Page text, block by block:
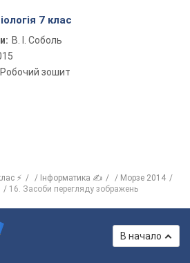
7 клас
В. І. Соболь
Робочий зошит
⚡ Інформатика ✍
Морзе 2014
16. Засоби перегляду зображень
В начало